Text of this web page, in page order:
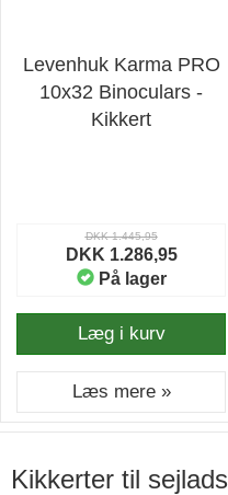
Levenhuk Karma PRO
10x32 Binoculars -
Kikkert
DKK 1.445,95
DKK 1.286,95
På lager
Læg i kurv
Læs mere »
Kikkerter til sejlads